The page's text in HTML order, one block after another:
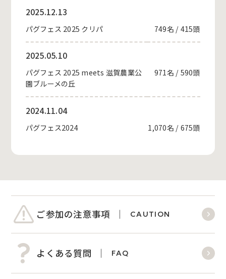
2025.12.13
パグフェス 2025 クリパ 749名 / 415頭
2025.05.10
パグフェス 2025 meets 滋賀農業公
園ブルーメの丘
971名 / 590頭
2024.11.04
パグフェス2024 1,070名 / 675頭
ご参加の注意事項 CAUTION
よくある質問 FAQ